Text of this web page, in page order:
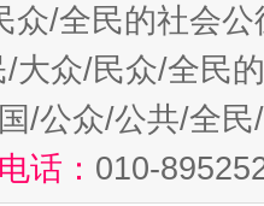
/全民的社会公
/大众/民众/全民
/公众/公共/全
话： 010-